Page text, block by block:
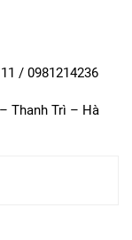
/ 0981214236
Thanh Trì – Hà